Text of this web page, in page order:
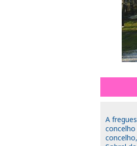
A
concelho